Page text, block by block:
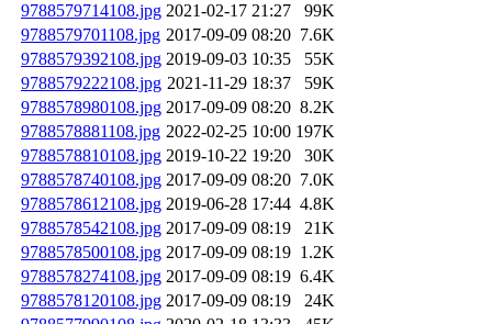
9788579714108.jpg 2021-02-17 21:27
99K
9788579701108.jpg 2017-09-09 08:20 7.6K
9788579392108.jpg 2019-09-03 10:35
55K
9788579222108.jpg 2021-11-29 18:37
59K
9788578980108.jpg 2017-09-09 08:20 8.2K
9788578881108.jpg 2022-02-25 10:00 197K
9788578810108.jpg 2019-10-22 19:20
30K
9788578740108.jpg 2017-09-09 08:20 7.0K
9788578612108.jpg 2019-06-28 17:44 4.8K
9788578542108.jpg 2017-09-09 08:19
21K
9788578500108.jpg 2017-09-09 08:19 1.2K
9788578274108.jpg 2017-09-09 08:19 6.4K
9788578120108.jpg 2017-09-09 08:19
24K